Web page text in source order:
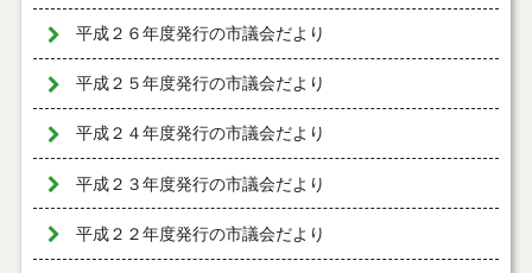
平成２６年度発行の市議会だより
平成２５年度発行の市議会だより
平成２４年度発行の市議会だより
平成２３年度発行の市議会だより
平成２２年度発行の市議会だより